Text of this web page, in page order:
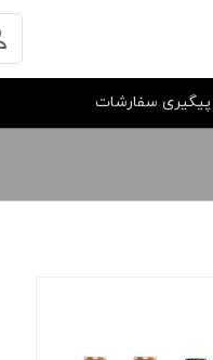
پیگیری سفارشات